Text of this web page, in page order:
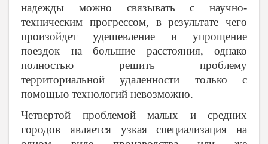
надежды можно связывать с научно-
техническим прогрессом, в результате чего
произойдет удешевление и упрощение
поездок на большие расстояния, однако
полностью решить проблему
территориальной удаленности только с
помощью технологий невозможно.
Четвертой проблемой малых и средних
городов является узкая специализация на